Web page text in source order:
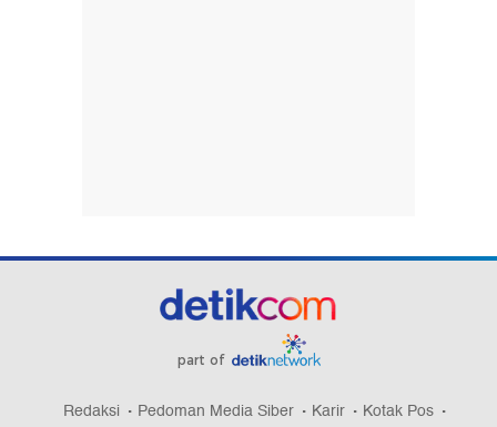
part of
Redaksi Pedoman Media Siber Karir
Kotak Pos